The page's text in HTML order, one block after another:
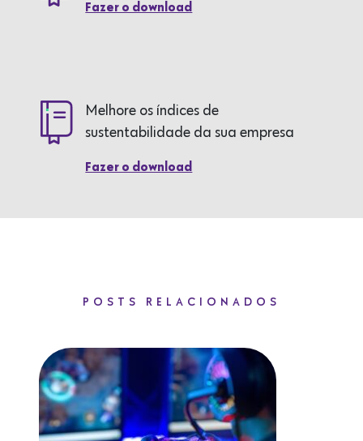
Fazer o download
Melhore os índices de
sustentabilidade da sua empresa
Fazer o download
POSTS RELACIONADOS